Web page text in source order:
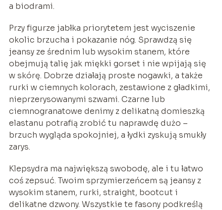
a biodrami.
Przy figurze jabłka priorytetem jest wyciszenie
okolic brzucha i pokazanie nóg. Sprawdzą się
jeansy ze średnim lub wysokim stanem, które
obejmują talię jak miękki gorset i nie wpijają się
w skórę. Dobrze działają proste nogawki, a także
rurki w ciemnych kolorach, zestawione z gładkimi,
nieprzerysowanymi szwami. Czarne lub
ciemnogranatowe denimy z delikatną domieszką
elastanu potrafią zrobić tu naprawdę dużo –
brzuch wygląda spokojniej, a łydki zyskują smukły
zarys.
Klepsydra ma największą swobodę, ale i tu łatwo
coś zepsuć. Twoim sprzymierzeńcem są jeansy z
wysokim stanem, rurki, straight, bootcut i
delikatne dzwony. Wszystkie te fasony podkreślą